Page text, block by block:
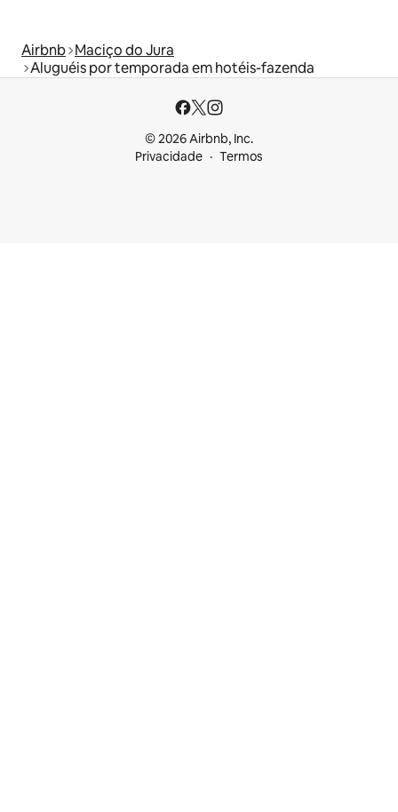
Airbnb Maciço do Jura
Aluguéis por temporada em hotéis-fazenda
© 2026 Airbnb, Inc.
Privacidade
Termos